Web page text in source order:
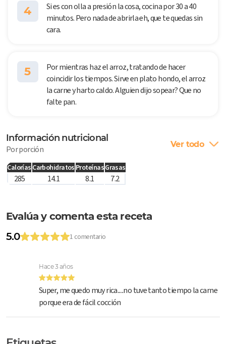
4
Si es con olla a presión la cosa, cocina por 30 a 40
minutos. Pero nada de abrirla eh, que te quedas sin
cara.
5
Por mientras haz el arroz, tratando de hacer
coincidir los tiempos. Sirve en plato hondo, el arroz
la carne y harto caldo. Alguien dijo sopear? Que no
falte pan.
Información nutricional
Por porción Ver todo
Calorías Carbohidratos ProteínasGrasas
285 14.1 8.1 7.2
Evalúa y comenta esta receta
5.0
1 comentario
Hace 3 años
Super, me quedo muy rica.....no tuve tanto tiempo la carne
porque era de fácil cocción